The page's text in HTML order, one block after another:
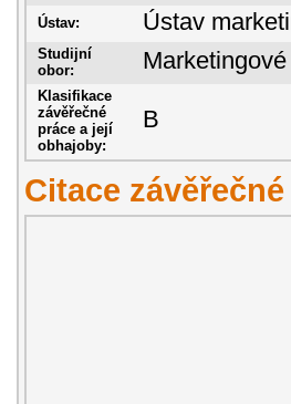
Ústav: Ústav
Studijní
obor:
Klasifikace
závěřečné
práce a její
obhajoby:
B
Citace